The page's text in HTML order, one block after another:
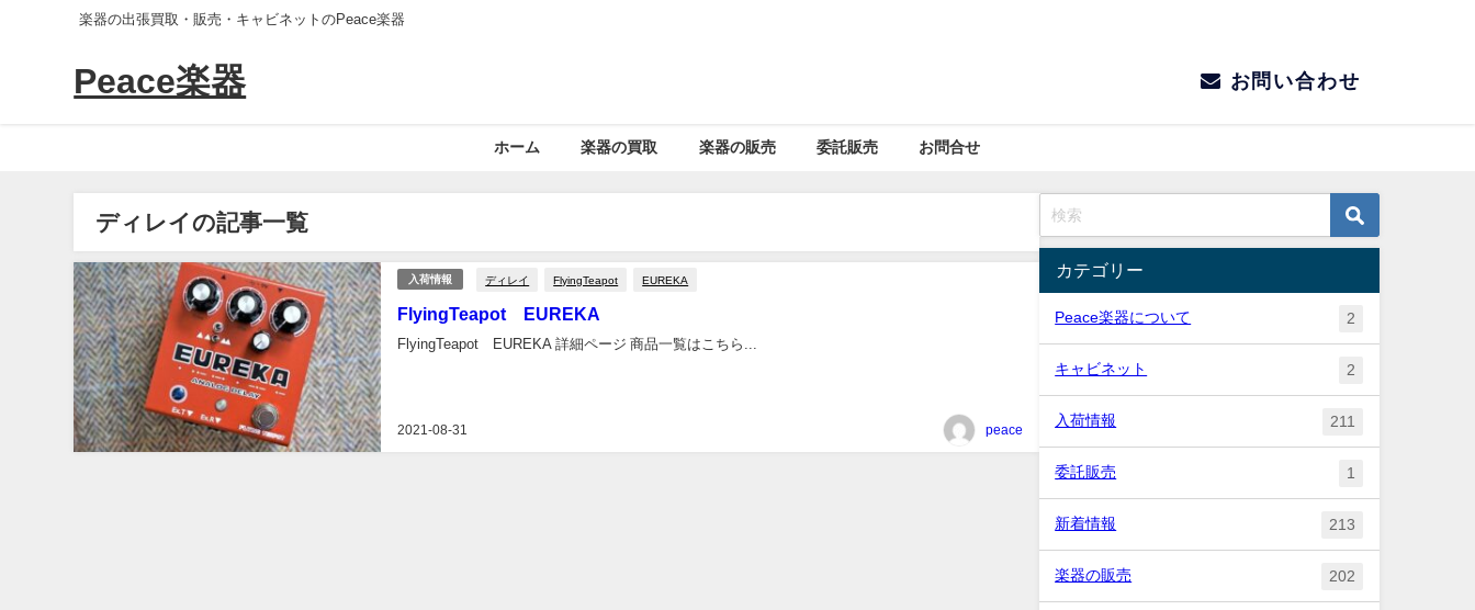
楽器の出張買取・販売・キャビネットのPeace楽器
Peace楽器 お問い合わせ
ホーム 楽器の買取 楽器の販売 委託販売 お問合せ
ディレイの記事一覧
入荷情報 ディレイ FlyingTeapot EUREKA
FlyingTeapot EUREKA
2021-08-31
FlyingTeapot EUREKA 詳細ページ 商品一覧はこちら...
peace
カテゴリー
Peace楽器について 2
キャビネット 2
入荷情報 211
委託販売 1
新着情報 213
楽器の販売 202